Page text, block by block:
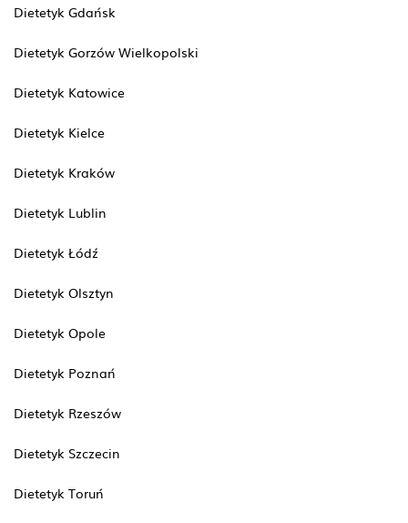
Dietetyk Gdańsk
Dietetyk Gorzów Wielkopolski
Dietetyk Katowice
Dietetyk Kielce
Dietetyk Kraków
Dietetyk Lublin
Dietetyk Łódź
Dietetyk Olsztyn
Dietetyk Opole
Dietetyk Poznań
Dietetyk Rzeszów
Dietetyk Szczecin
Dietetyk Toruń